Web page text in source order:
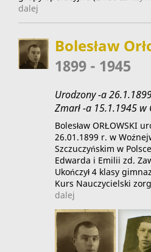
dalej
Bolesław
1899 - 1945
Urodzony -a
Zmarł -a 15.1.1945 w
Bolesław ORŁOWSKI
26.01.1899 r. w
Szczuczyńskim w
Edwarda i Emilii zd.
Ukończył 4 klasy
Kurs Nauczycielski
dalej